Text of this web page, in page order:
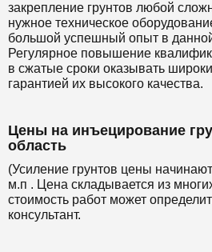
закрепление грунтов любой
нужное техническое
большой успешный опыт в
Регулярное повышение
в сжатые сроки оказывать
гарантией их высокого качества.
Цены на инъецирование
область
(Усиление грунтов цены
м.п . Цена складывается из
стоимость работ может
консультант.